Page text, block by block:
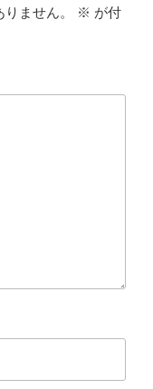
ません。 ※ が付